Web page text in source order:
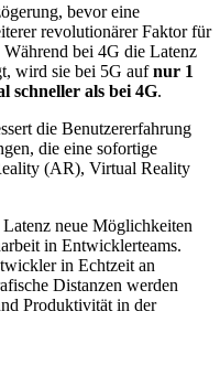
bevor eine
revolutionärer Faktor für
bei 4G die Latenz
wird sie bei 5G aufnur 1
schneller als bei 4G.
die Benutzererfahrung
die eine sofortige
(AR), Virtual Reality
neue Möglichkeiten
in Entwicklerteams.
in Echtzeit an
Distanzen werden
Produktivität in der